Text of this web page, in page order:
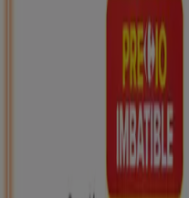
Tiendeo forma parte de
tecnológica que está
en todo el mundo.
¿Qué hacemos?
Soluciones para